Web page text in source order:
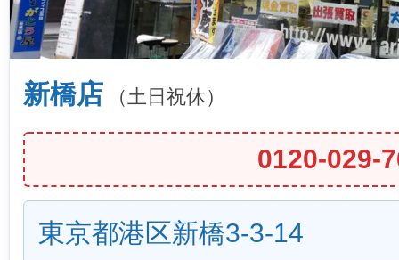
新橋店 （土日祝休）
0120-029-
東京都港区新橋3-3-14